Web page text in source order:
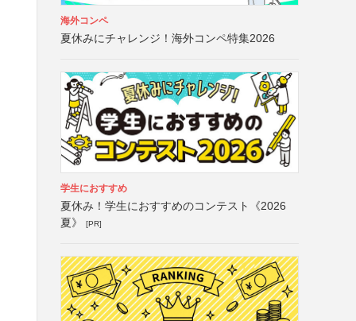
海外コンペ
夏休みにチャレンジ！海外コンペ特集2026
学生におすすめ
夏休み！学生におすすめのコンテスト《2026
夏》
[PR]